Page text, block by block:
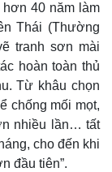
40 năm làm
Thái (Thường
tranh sơn mài
hoàn toàn thủ
Từ khâu chọn
chống mối mọt,
nhiều lần… tất
cho đến khi
đầu tiên”.